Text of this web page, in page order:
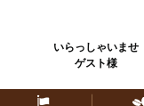
いらっしゃいませ
ゲスト様